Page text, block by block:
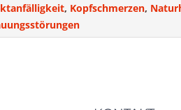
, Kopfschmerzen,